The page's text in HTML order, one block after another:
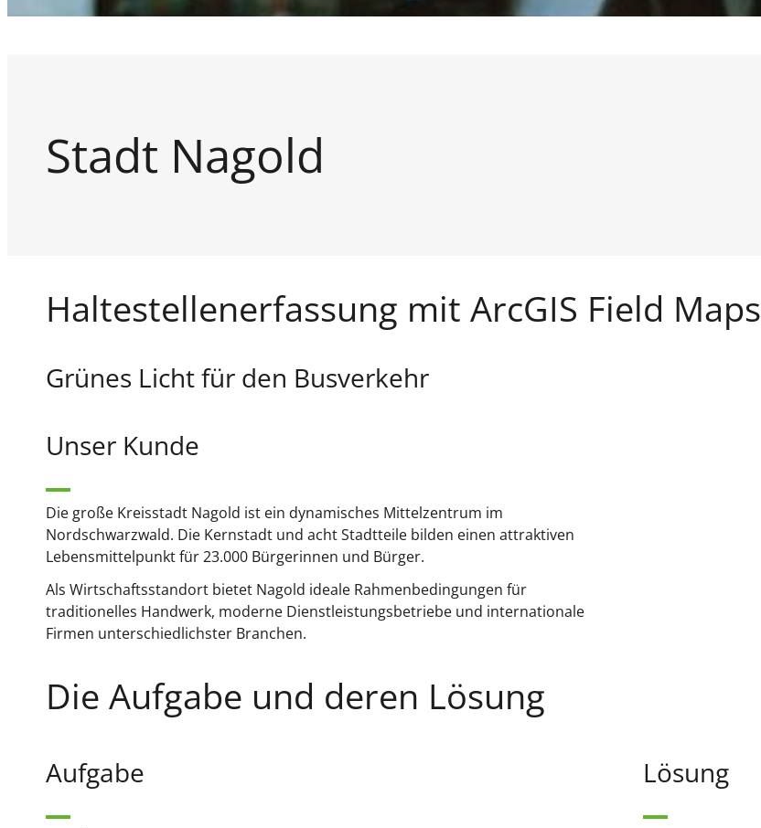
Stadt Nagold
Haltestellenerfassung mit ArcGIS Field Maps
Grünes Licht für den Busverkehr
Unser Kunde
Die große Kreisstadt Nagold ist ein dynamisches Mittelzentrum im
Nordschwarzwald. Die Kernstadt und acht Stadtteile bilden einen attraktiven
Lebensmittelpunkt für 23.000 Bürgerinnen und Bürger.
Als Wirtschaftsstandort bietet Nagold ideale Rahmenbedingungen für
traditionelles Handwerk, moderne Dienstleistungsbetriebe und internationale
Firmen unterschiedlichster Branchen.
Die Aufgabe und deren Lösung
Aufgabe Lösung